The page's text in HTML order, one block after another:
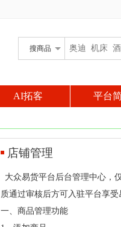
搜商品
AI拓客 平台
店铺管理
大众易货平台后台管理中心，
质通过审核后方可入驻平台享受
一、商品管理功能